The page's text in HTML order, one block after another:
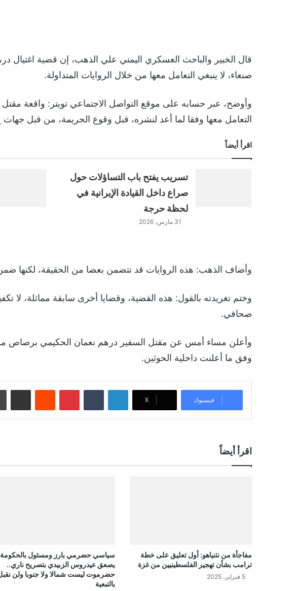
قال الخبير والباحث العسكري اليمني علي الذهب، إن قضية اغتيال
صنعاء، لا ينبغي التعامل معها من خلال الروايات المتداولة.
وأوضح، عبر حسابه على موقع التواصل الاجتماعي تويتر: واقعة مقتل
التعامل معها وفقا لما أعد لنشره، قبل وقوع الجريمة، من قبل
اقرأ أيضاً
تسريب يفتح باب التساؤلات حول
صراع داخل القيادة الإيرانية في
لحظة حرجة
31 مارس، 2026
وأضاف الذهب: هذه الروايات قد تتضمن بعضا من الحقيقة، لكنها
وختم تغريدته بالقول: هذه القضية، وقضايا أخرى سابقة مماثلة، لا
صحافي.
وأعلن مساء أمس عن مقتل السفير درهم نعمان الحكيمي برصاص
وفق ما أعلنت داخلية الحوثين.
فيسبوك ‫X
لينكدإن بينتيريست
اقرأ أيضاً
مفاجأة من نتنياهو: أول تعليق على خطة
ترامب بشأن تهجير الفلسطينيين من غزة
5 فبراير، 2025
سياسي حضرمي بارز ومسئول بالحكومة
يصعق عيدروس الزبيدي بتصريح ناري..
حضرموت ليست شمالا ولا جنوبا ولن
بالتبعية